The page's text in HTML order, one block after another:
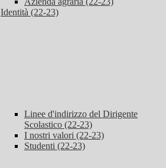
Identità (22-23)
Linee d'indirizzo del Dirigente
Scolastico (22-23)
I nostri valori (22-23)
Studenti (22-23)